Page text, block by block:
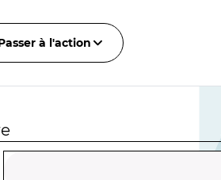
à l'action